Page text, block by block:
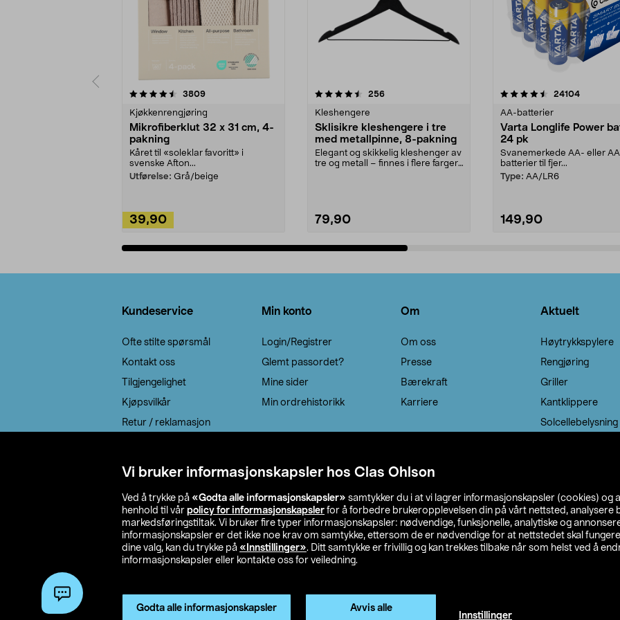
Vi bruker informasjonskapsler hos Clas Ohlson
Ved å trykke på «Godta alle informasjonskapsler» samtykker du i at vi lagrer informasjonskapsler (cookies) og
henhold til vår policy for informasjonskapsler for å forbedre brukeropplevelsen din på vårt nettsted, analysere
markedsføringstiltak. Vi bruker fire typer informasjonskapsler: nødvendige, funksjonelle, analytiske og
informasjonskapsler er det ikke noe krav om samtykke, ettersom de er nødvendige for at nettstedet skal
dine valg, kan du trykke på «Innstillinger». Ditt samtykke er frivillig og kan trekkes tilbake når som helst ved å
informasjonskapsler eller kontakte oss for veiledning.
Godta alle informasjonskapsler Avvis alle
Innstillinger
3809anmeldelser
Kjøkkenrengjøring
Mikrofiberklut 32 x 31 cm, 4-
pakning
Kåret til «soleklar favoritt» i
svenske Afton...
Utførelse: Grå/beige
39,90
4.5av 5 stjerner 256anmeldelser
Kleshengere
Sklisikre kleshengere i tre
med metallpinne, 8-pakning
Elegant og skikkelig kleshenger av
tre og metall – finnes i flere farger.
79,90
4.5av 5 stjerner 24104
AA-batterier
Varta Longlife Power
24 pk
Svanemerkede AA- eller
batterier til fjer...
Type: AA/LR6
149,90
4.5av 5 stjerner
Kundeservice
Ofte stilte spørsmål
Kontakt oss
Tilgjengelighet
Kjøpsvilkår
Retur / reklamasjon
Min konto
Login/Registrer
Glemt passordet?
Mine sider
Min ordrehistorikk
Om
Om oss
Presse
Bærekraft
Karriere
Aktuelt
Høytrykkspylere
Rengjøring
Griller
Kantklippere
Solcellebelysning